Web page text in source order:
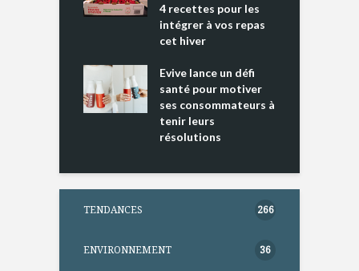
4 recettes pour les
intégrer à vos repas
cet hiver
Evive lance un défi
santé pour motiver
ses consommateurs à
tenir leurs
résolutions
TENDANCES 266
ENVIRONNEMENT 36